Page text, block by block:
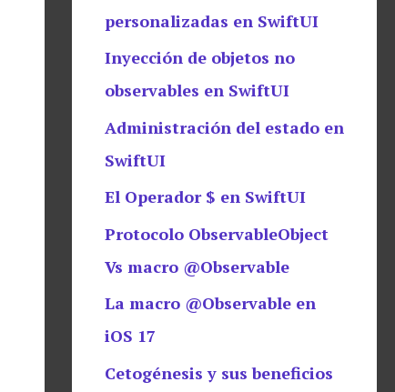
personalizadas en SwiftUI
Inyección de objetos no
observables en SwiftUI
Administración del estado en
SwiftUI
El Operador $ en SwiftUI
Protocolo ObservableObject
Vs macro @Observable
La macro @Observable en
iOS 17
Cetogénesis y sus beneficios